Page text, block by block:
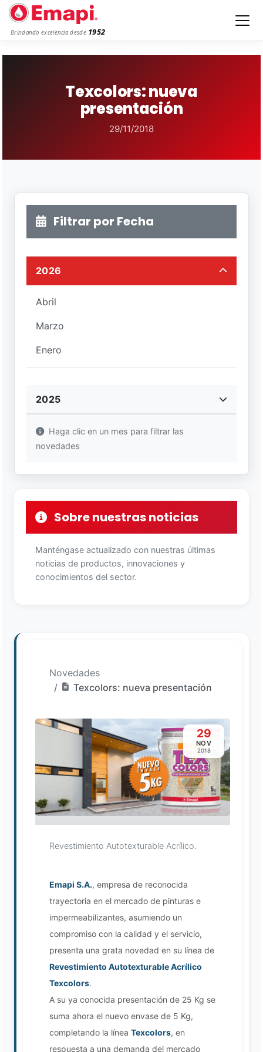
Brindando excelencia desde 1952
Texcolors: nueva
presentación
29/11/2018
Novedades
Texcolors: nueva presentación
Loading image...
29
NOV
2018
Revestimiento Autotexturable Acrílico.
Emapi S.A., empresa de reconocida
trayectoria en el mercado de pinturas e
impermeabilizantes, asumiendo un
compromiso con la calidad y el servicio,
presenta una grata novedad en su línea de
Revestimiento Autotexturable Acrílico
Texcolors.
A su ya conocida presentación de 25 Kg se
suma ahora el nuevo envase de 5 Kg,
completando la línea Texcolors, en
respuesta a una demanda del mercado
Filtrar por Fecha
2026
Abril
Marzo
Enero
2025
Haga clic en un mes para filtrar las
novedades
Sobre nuestras noticias
Manténgase actualizado con nuestras últimas
noticias de productos, innovaciones y
conocimientos del sector.
Asistente EMAPI